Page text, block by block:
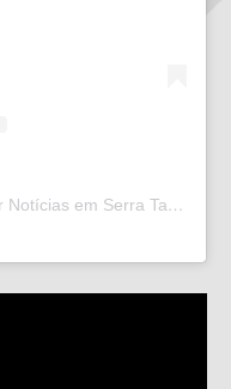
Uma publicação compartilhada por Notícias em Serra Talhada (@bloglucianarego)